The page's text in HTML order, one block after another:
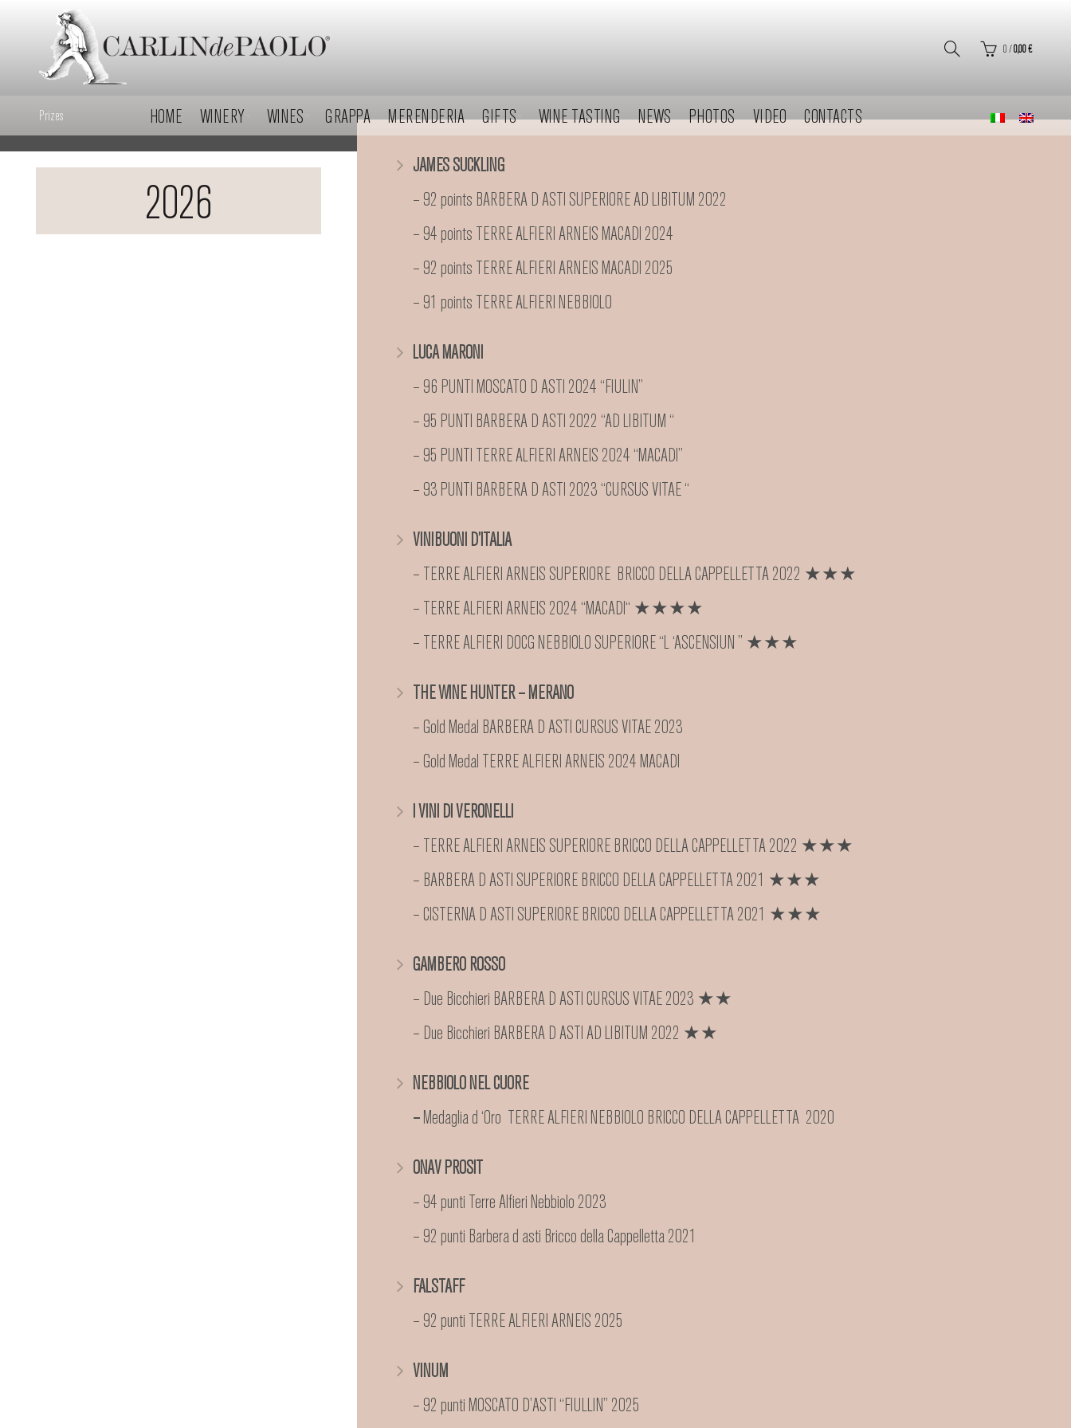
0/0,00€
HOME WINERY WINES GRAPPA MERENDERIA GIFTS WINE TASTING NEWS PHOTOS VIDEO CONTACTS
Prizes
2026
JAMES SUCKLING
– 92 points BARBERA D ASTI SUPERIORE AD LIBITUM 2022
– 94 points TERRE ALFIERI ARNEIS MACADI 2024
– 92 points TERRE ALFIERI ARNEIS MACADI 2025
– 91 points TERRE ALFIERI NEBBIOLO
LUCA MARONI
– 96 PUNTI MOSCATO D ASTI 2024 “FIULIN”
– 95 PUNTI BARBERA D ASTI 2022 “AD LIBITUM “
– 95 PUNTI TERRE ALFIERI ARNEIS 2024 “MACADI”
– 93 PUNTI BARBERA D ASTI 2023 “CURSUS VITAE “
VINIBUONI D’ITALIA
– TERRE ALFIERI ARNEIS SUPERIORE BRICCO DELLA CAPPELLETTA 2022 ★★★
– TERRE ALFIERI ARNEIS 2024 “MACADI“ ★★★★
– TERRE ALFIERI DOCG NEBBIOLO SUPERIORE “L ‘ASCENSIUN ” ★★★
THE WINE HUNTER – MERANO
– Gold Medal BARBERA D ASTI CURSUS VITAE 2023
– Gold Medal TERRE ALFIERI ARNEIS 2024 MACADI
I VINI DI VERONELLI
– TERRE ALFIERI ARNEIS SUPERIORE BRICCO DELLA CAPPELLETTA 2022 ★★★
– BARBERA D ASTI SUPERIORE BRICCO DELLA CAPPELLETTA 2021 ★★★
– CISTERNA D ASTI SUPERIORE BRICCO DELLA CAPPELLETTA 2021 ★★★
GAMBERO ROSSO
– Due Bicchieri BARBERA D ASTI CURSUS VITAE 2023 ★★
– Due Bicchieri BARBERA D ASTI AD LIBITUM 2022 ★★
NEBBIOLO NEL CUORE
–Medaglia d ‘Oro TERRE ALFIERI NEBBIOLO BRICCO DELLA CAPPELLETTA 2020
ONAV PROSIT
– 94 punti Terre Alfieri Nebbiolo 2023
– 92 punti Barbera d asti Bricco della Cappelletta 2021
FALSTAFF
– 92 punti TERRE ALFIERI ARNEIS 2025
VINUM
– 92 punti MOSCATO D’ASTI “FIULLIN” 2025